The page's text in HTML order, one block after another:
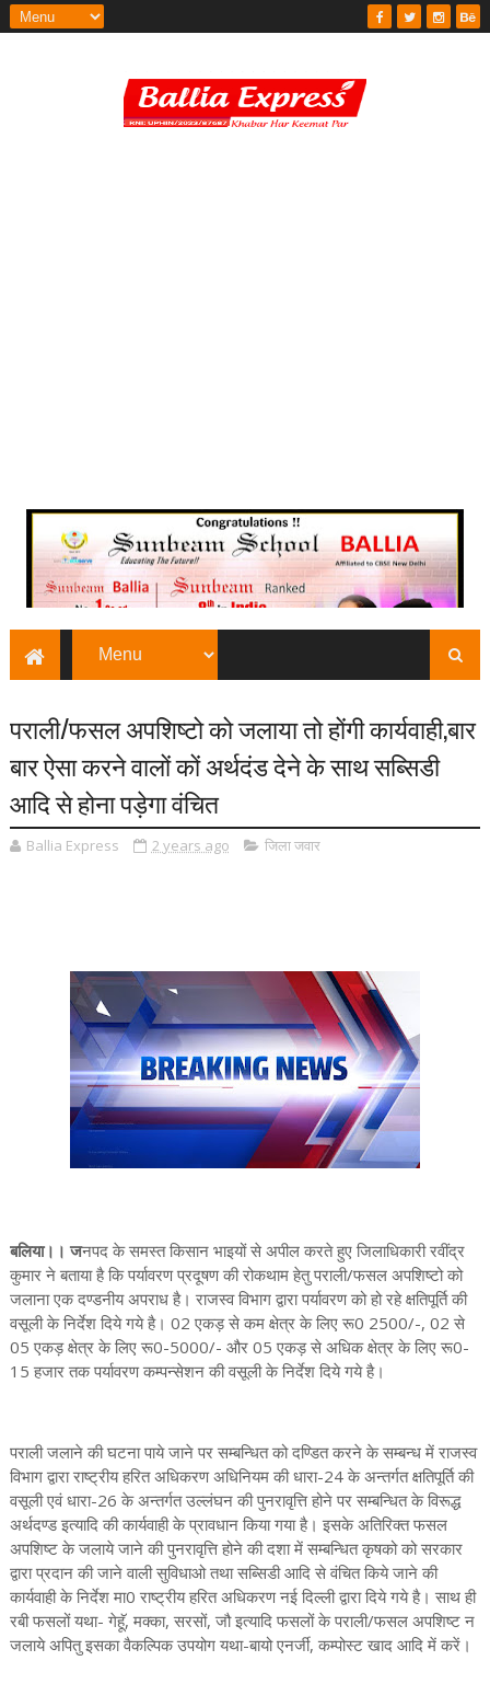
पराली/फसल अपशिष्टो को जलाया तो होंगी कार्यवाही,बार
बार ऐसा करने वालों कों अर्थदंड देने के साथ सब्सिडी
आदि से होना पड़ेगा वंचित
Ballia Express 2 years ago जिला जवार
बलिया।। जनपद के समस्त किसान भाइयों से अपील करते हुए जिलाधिकारी रवींद्र
कुमार ने बताया है कि पर्यावरण प्रदूषण की रोकथाम हेतु पराली/फसल अपशिष्टो को
जलाना एक दण्डनीय अपराध है। राजस्व विभाग द्वारा पर्यावरण को हो रहे क्षतिपूर्ति की
वसूली के निर्देश दिये गये है। 02 एकड़ से कम क्षेत्र के लिए रू0 2500/-, 02 से
05 एकड़ क्षेत्र के लिए रू0-5000/- और 05 एकड़ से अधिक क्षेत्र के लिए रू0-
15 हजार तक पर्यावरण कम्पन्सेशन की वसूली के निर्देश दिये गये है।
पराली जलाने की घटना पाये जाने पर सम्बन्धित को दण्डित करने के सम्बन्ध में राजस्व
विभाग द्वारा राष्ट्रीय हरित अधिकरण अधिनियम की धारा-24 के अन्तर्गत क्षतिपूर्ति की
वसूली एवं धारा-26 के अन्तर्गत उल्लंघन की पुनरावृत्ति होने पर सम्बन्धित के विरूद्ध
अर्थदण्ड इत्यादि की कार्यवाही के प्रावधान किया गया है। इसके अतिरिक्त फसल
अपशिष्ट के जलाये जाने की पुनरावृत्ति होने की दशा में सम्बन्धित कृषको को सरकार
द्वारा प्रदान की जाने वाली सुविधाओ तथा सब्सिडी आदि से वंचित किये जाने की
कार्यवाही के निर्देश मा0 राष्ट्रीय हरित अधिकरण नई दिल्ली द्वारा दिये गये है। साथ ही
रबी फसलों यथा- गेहूॅ, मक्का, सरसों, जौ इत्यादि फसलों के पराली/फसल अपशिष्ट न
जलाये अपितु इसका वैकल्पिक उपयोग यथा-बायो एनर्जी, कम्पोस्ट खाद आदि में करें।